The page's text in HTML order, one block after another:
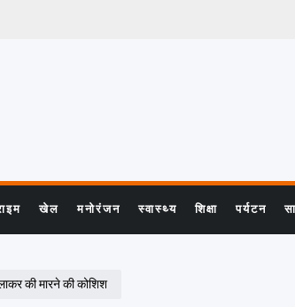
खेल मनोरंजन स्वास्थ्य शिक्षा पर्यटन
की मारने की कोशिश